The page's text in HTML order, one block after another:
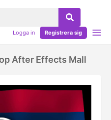
Logga in Registrera sig
After Effects Mall